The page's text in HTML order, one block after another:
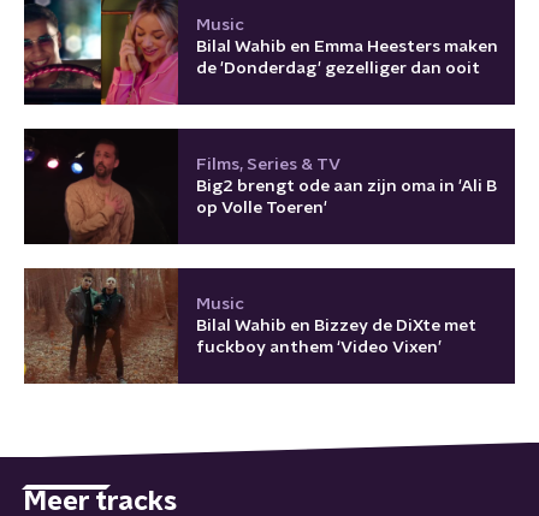
Music
Bilal Wahib en Emma Heesters maken
de 'Donderdag' gezelliger dan ooit
Films, Series & TV
Big2 brengt ode aan zijn oma in 'Ali B
op Volle Toeren'
Music
Bilal Wahib en Bizzey de DiXte met
fuckboy anthem ‘Video Vixen’
Meer tracks